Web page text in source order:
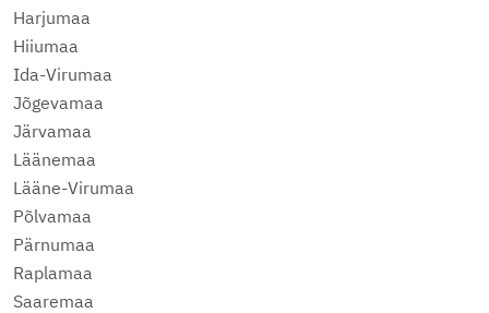
Harjumaa
Hiiumaa
Ida-Virumaa
Jõgevamaa
Järvamaa
Läänemaa
Lääne-Virumaa
Põlvamaa
Pärnumaa
Raplamaa
Saaremaa